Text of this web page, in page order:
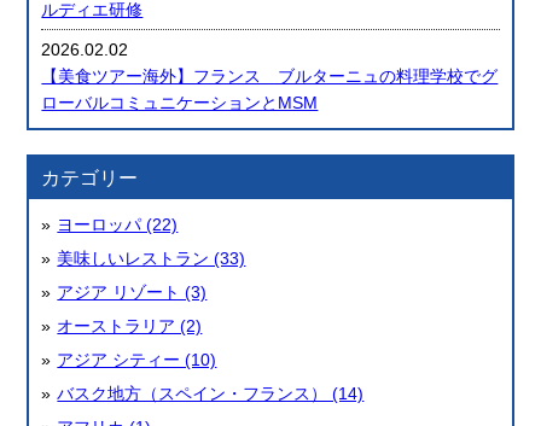
ルディエ研修
2026.02.02
【美食ツアー海外】フランス ブルターニュの料理学校でグ
ローバルコミュニケーションとMSM
カテゴリー
ヨーロッパ (22)
美味しいレストラン (33)
アジア リゾート (3)
オーストラリア (2)
アジア シティー (10)
バスク地方（スペイン・フランス） (14)